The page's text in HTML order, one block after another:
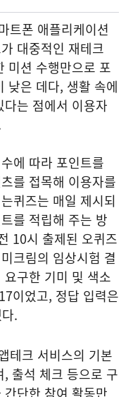
트폰 애플리케이션
대중적인 재테크
미션 수행만으로 포
낮은 데다, 생활 속에
는 점에서 이용자
에 따라 포인트를
를 접목해 이용자를
퀴즈는 매일 제시되
를 적립해 주는 방
10시 출제된 오퀴즈
크림의 임상시험 결
구한 기미 및 색소
이었고, 정답 입력은
.
테크 서비스의 기본
출석 체크 등으로 구
단한 참여 활동만